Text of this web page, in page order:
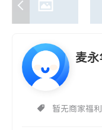
麦
暂无商家福利